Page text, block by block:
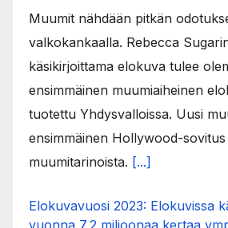
Muumit nähdään pitkän
valkokankaalla. Rebecca
käsikirjoittama elokuva tulee
ensimmäinen muumiaiheinen
tuotettu Yhdysvalloissa. Uusi
ensimmäinen Hollywood-
muumitarinoista. [...]
Elokuvavuosi 2023: Elokuvissa